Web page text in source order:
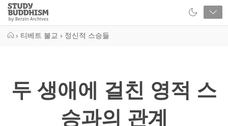
Close
Study
Buddhism
› 티베트 불교 › 정신적 스승들
두 생애에 걸친 영적 스
승과의 관계